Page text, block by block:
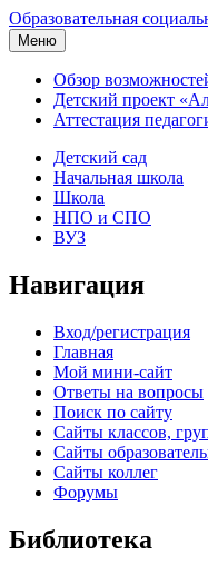
Образовательная
Меню
Обзор
Детский проект
Аттестация
Детский сад
Начальная школа
Школа
НПО и СПО
ВУЗ
Навигация
Вход/регистрация
Главная
Мой мини-сайт
Ответы на вопросы
Поиск по сайту
Сайты классов,
Сайты
Сайты коллег
Форумы
Библиотека